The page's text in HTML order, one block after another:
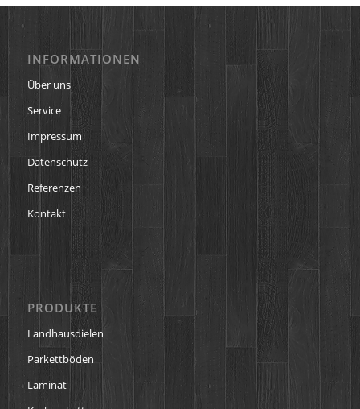
INFORMATIONEN
Über uns
Service
Impressum
Datenschutz
Referenzen
Kontakt
PRODUKTE
Landhausdielen
Parkettböden
Laminat